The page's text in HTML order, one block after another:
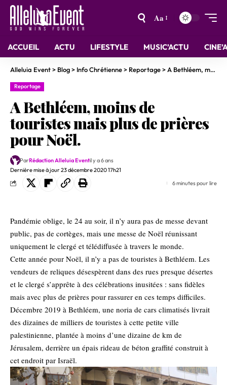
Aa
ACCUEIL ACTU LIFESTYLE MUSIC’ACTU
Alleluia Event> Blog> Info Chrétienne> Reportage> A Bethléem, moins de touristes mais plus de prières pour Noël.
Reportage
A Bethléem, moins de
touristes mais plus de prières
pour Noël.
Dernière mise à jour 23 décembre 2020 17h21
ParRédaction Alleluia Eventil y a 6 ans
6 minutes pour lire
Pandémie oblige, le 24 au soir, il n’y aura pas de messe devant
public, pas de cortèges, mais une messe de Noël réunissant
uniquement le clergé et télédiffusée à travers le monde.
Cette année pour Noël, il n’y a pas de touristes à Bethléem. Les
vendeurs de reliques désespèrent dans des rues presque désertes
et le clergé s’apprête à des célébrations inusitées : sans fidèles
mais avec plus de prières pour rassurer en ces temps difficiles.
Décembre 2019 à Bethléem, une noria de cars climatisés livrait
des dizaines de milliers de touristes à cette petite ville
palestinienne, plantée à moins d’une dizaine de km de
Jérusalem, derrière un épais rideau de béton graffité construit à
cet endroit par Israël.